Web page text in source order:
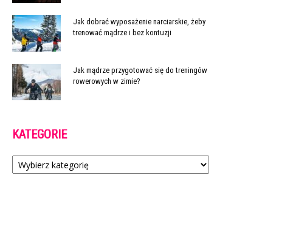
Jak dobrać wyposażenie narciarskie, żeby
trenować mądrze i bez kontuzji
Jak mądrze przygotować się do treningów
rowerowych w zimie?
KATEGORIE
Kategorie